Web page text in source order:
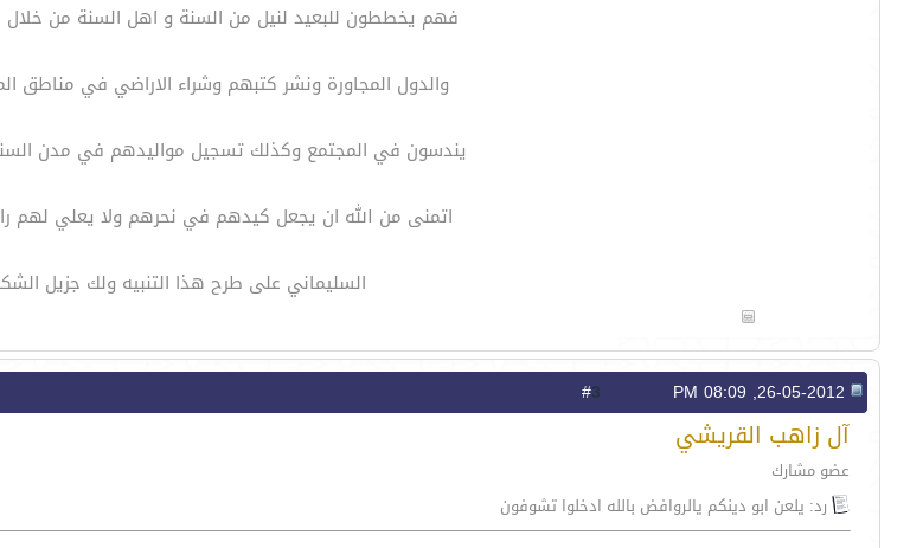
فهم يخططون للبعيد لنيل من السنة و اهل السنة من خلال
والدول المجاورة ونشر كتبهم وشراء الاراضي في مناطق
يندسون في المجتمع وكذلك تسجيل مواليدهم في مدن
اتمنى من الله ان يجعل كيدهم في نحرهم ولا يعلي لهم
السليماني على طرح هذا التنبيه ولك جزيل
3
آل زاهب القريشي
عضو مشارك
رد: يلعن ابو دينكم يالروافض بالله ادخلوا تشوفون